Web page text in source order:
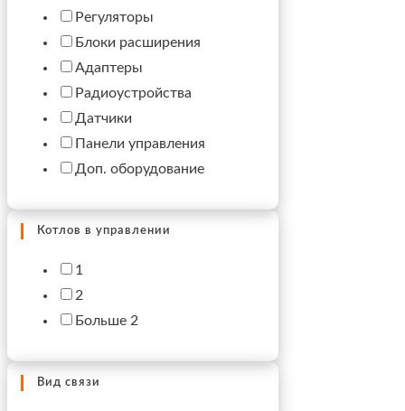
Регуляторы
Блоки расширения
Адаптеры
Радиоустройства
Датчики
Панели управления
Доп. оборудование
Котлов в управлении
1
2
Больше 2
Вид связи